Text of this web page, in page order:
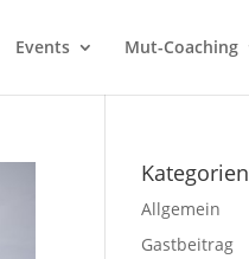
Events Mut-Coaching
Kategorien
Allgemein
Gastbeitrag